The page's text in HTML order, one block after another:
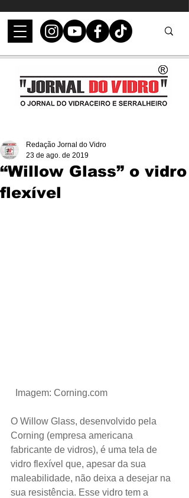
“Willow Glass” o vidro
flexível
Redação Jornal do Vidro
23 de ago. de 2019
Imagem: Corning.com
O Willow Glass, desenvolvido pela
Corning (empresa americana
fabricante de vidros), é uma tela de
vidro flexível que, apesar da sua
maleabilidade, não deixa a desejar na
sua resistência. Esse vidro tem a